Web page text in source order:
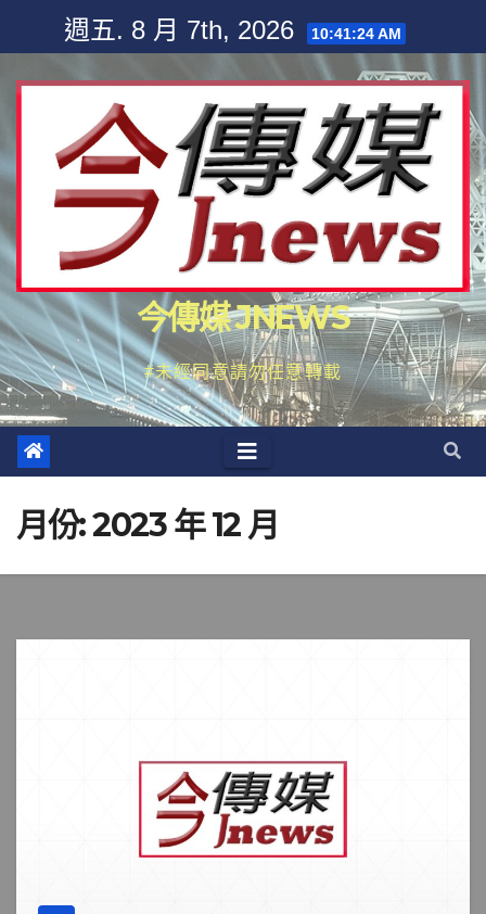
content
週五. 8 月 7th, 2026 10:41:25 AM
今傳媒 JNEWS
#未經同意請勿任意轉載
月份:2023 年 12 月